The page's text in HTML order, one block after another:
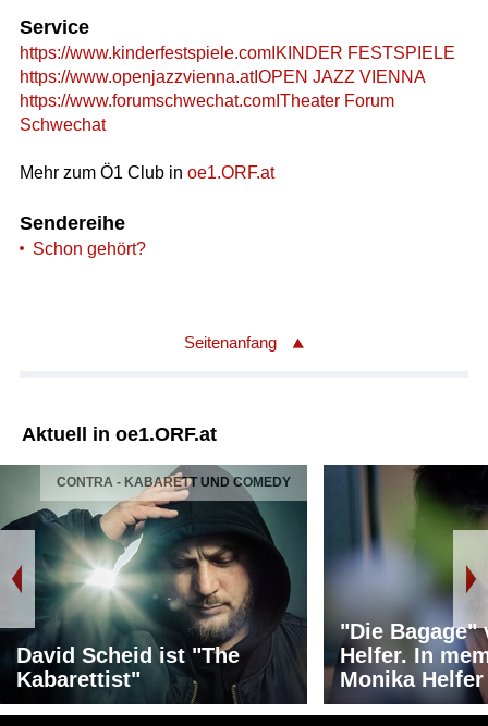
Service
https://www.kinderfestspiele.comIKINDER FESTSPIELE
https://www.openjazzvienna.atIOPEN JAZZ VIENNA
https://www.forumschwechat.comITheater Forum
Schwechat
Mehr zum Ö1 Club in oe1.ORF.at
Sendereihe
Schon gehört?
Seitenanfang
Aktuell in oe1.ORF.at
CONTRA - KABARETT UND COMEDY
David Scheid ist "The
Kabarettist"
"Die Bagage"
Helfer. In
Monika Helfer